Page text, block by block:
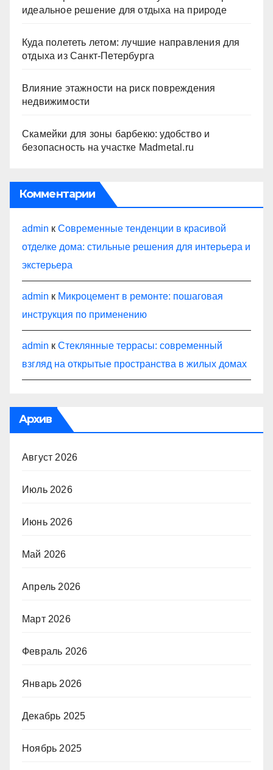
идеальное решение для отдыха на природе
Куда полететь летом: лучшие направления для
отдыха из Санкт-Петербурга
Влияние этажности на риск повреждения
недвижимости
Скамейки для зоны барбекю: удобство и
безопасность на участке Madmetal.ru
Комментарии
admin к Современные тенденции в красивой
отделке дома: стильные решения для интерьера и
экстерьера
admin к Микроцемент в ремонте: пошаговая
инструкция по применению
admin к Стеклянные террасы: современный
взгляд на открытые пространства в жилых домах
Архив
Август 2026
Июль 2026
Июнь 2026
Май 2026
Апрель 2026
Март 2026
Февраль 2026
Январь 2026
Декабрь 2025
Ноябрь 2025